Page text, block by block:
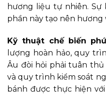
hương liệu tự nhiên.
phần này tạo nên hương
Kỹ thuật chế biến
lượng hoàn hảo, quy
Âu đòi hỏi phải tuân
và quy trình kiểm soát
bánh được thực hiện